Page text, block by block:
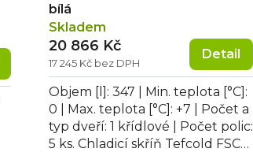
bílá
Skladem
17 245 Kč bez DPH
20 866 Kč Detail
Objem [l]: 347 | Min. teplota [°C]:
0 | Max. teplota [°C]: +7 | Počet a
typ dveří: 1 křídlové | Počet polic:
5 ks. Chladicí skříň Tefcold FSC